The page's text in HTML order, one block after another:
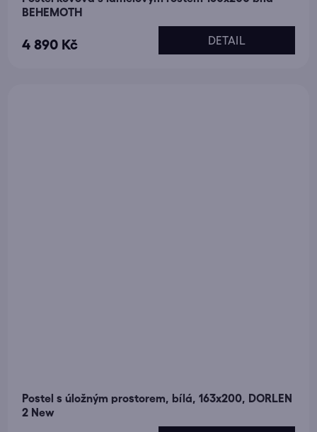
BEHEMOTH
4 890 Kč DETAIL
Postel s úložným prostorem, bílá, 163x200, DORLEN
2 New